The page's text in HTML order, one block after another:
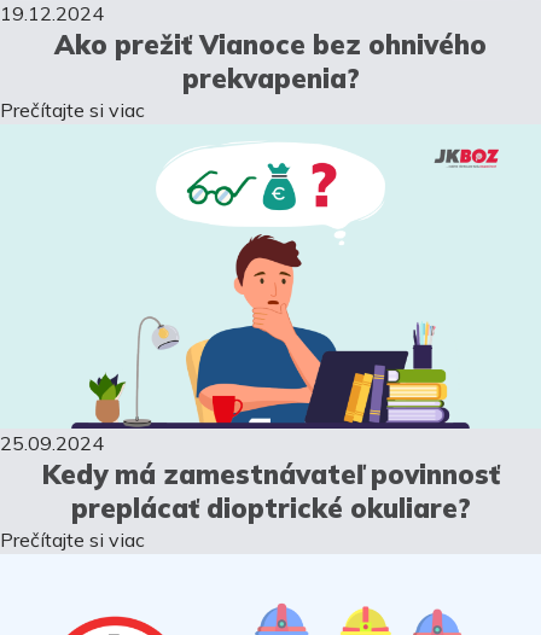
19.12.2024
Ako prežiť Vianoce bez ohnivého
prekvapenia?
Prečítajte si viac
25.09.2024
Kedy má zamestnávateľ povinnosť
preplácať dioptrické okuliare?
Prečítajte si viac